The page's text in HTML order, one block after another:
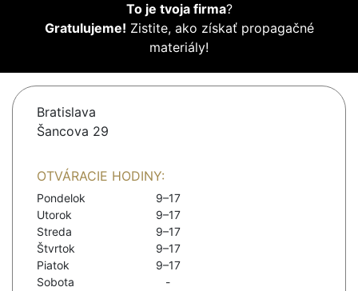
To je tvoja firma?
Gratulujeme! Zistite, ako získať propagačné
materiály!
Bratislava
Šancova 29
OTVÁRACIE HODINY:
Pondelok
9–17
Utorok
9–17
Streda
9–17
Štvrtok
9–17
Piatok
9–17
Sobota
-